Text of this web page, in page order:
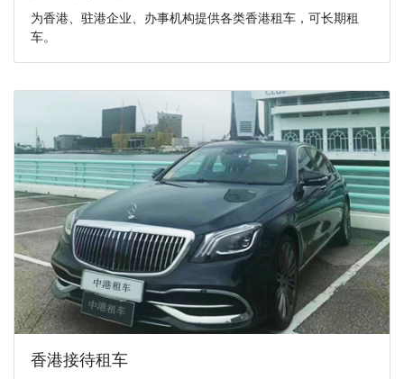
为香港、驻港企业、办事机构提供各类香港租车，可长期租
车。
香港接待租车